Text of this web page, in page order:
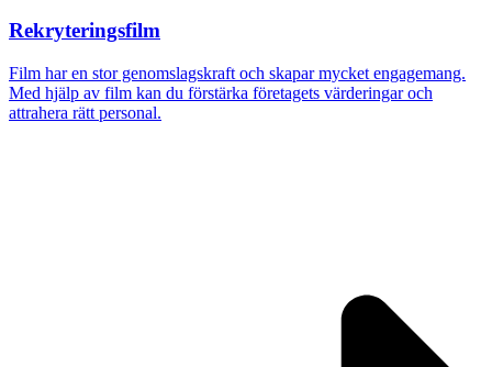
Rekryteringsfilm
Film har en stor genomslagskraft och skapar mycket engagemang.
Med hjälp av film kan du förstärka företagets värderingar och
attrahera rätt personal.